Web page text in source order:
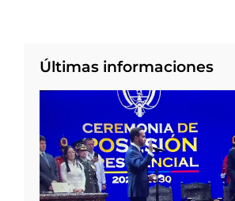
Últimas informaciones